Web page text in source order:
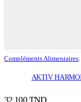
Compléments Alimentaires,
AKTIV
32,100TND